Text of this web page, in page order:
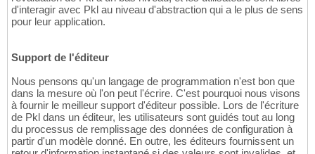
35
36
38
39
40
41
42
43
44
45
    this.environment = environment;
    this.database = database;
  public static final class Database {
    /**
     * The username for this database.
     */
    public final @NonNull String username;
    /**
19
20
22
23
24
25
26
27
28
29
* The database connection for this
   */
  data class Database(
     * The username for this database.
     */
    val username: String,
    /**
     * The password for this database.
     */
d'interagir avec Pkl au niveau d'abstraction qui a le plus de sens
pour leur application.
Support de l'éditeur
Nous pensons qu'un langage de programmation n'est bon que
dans la mesure où l'on peut l'écrire. C'est pourquoi nous visons
à fournir le meilleur support d'éditeur possible. Lors de l'écriture
de Pkl dans un éditeur, les utilisateurs sont guidés tout au long
du processus de remplissage des données de configuration à
partir d'un modèle donné. En outre, les éditeurs fournissent un